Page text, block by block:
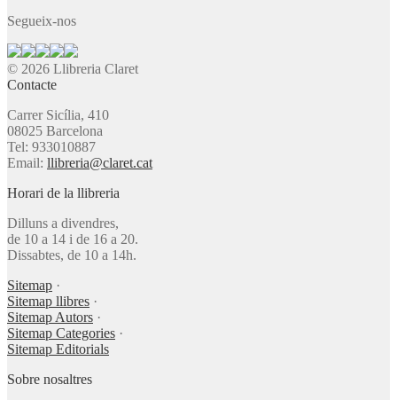
Segueix-nos
© 2026 Llibreria Claret
Contacte
Carrer Sicília, 410
08025 Barcelona
Tel: 933010887
Email: llibreria@claret.cat
Horari de la llibreria
Dilluns a divendres,
de 10 a 14 i de 16 a 20.
Dissabtes, de 10 a 14h.
Sitemap ·
Sitemap llibres ·
Sitemap Autors ·
Sitemap Categories ·
Sitemap Editorials
Sobre nosaltres